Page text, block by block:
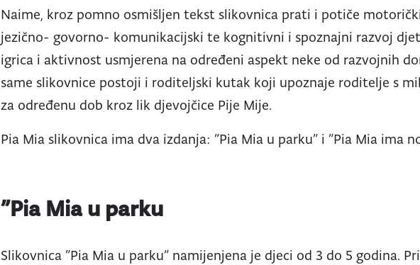
Naime, kroz pomno osmišljen tekst slikovnica prati i potiče
jezično- govorno- komunikacijski te kognitivni i spoznajni razvoj
igrica i aktivnost usmjerena na određeni aspekt neke od razvojnih
same slikovnice postoji i roditeljski kutak koji upoznaje roditelje s
za određenu dob kroz lik djevojčice Pije Mije.
Pia Mia slikovnica ima dva izdanja: ”Pia Mia u parku” i ”Pia Mia ima
”Pia Mia u parku
Slikovnica ”Pia Mia u parku” namijenjena je djeci od 3 do 5 godina.